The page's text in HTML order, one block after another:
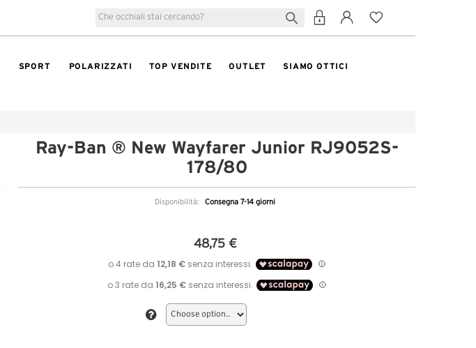
SPORT POLARIZZATI TOP VENDITE OUTLET SIAMO OTTICI
Ray-Ban ® New Wayfarer Junior RJ9052S-
178/80
Disponibilità: Consegna 7-14 giorni
48,75 €